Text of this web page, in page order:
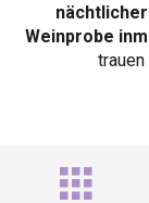
Weinprobe